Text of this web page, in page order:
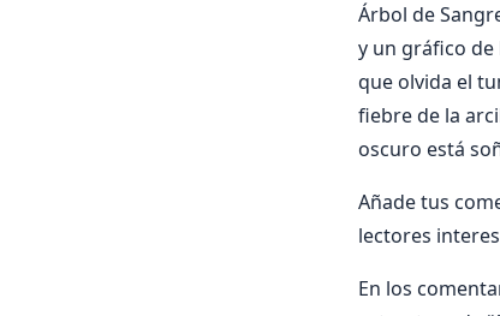
Árbol de
y un gráfico de
que olvida el
fiebre de la
oscuro está
Añade tus
lectores
En los